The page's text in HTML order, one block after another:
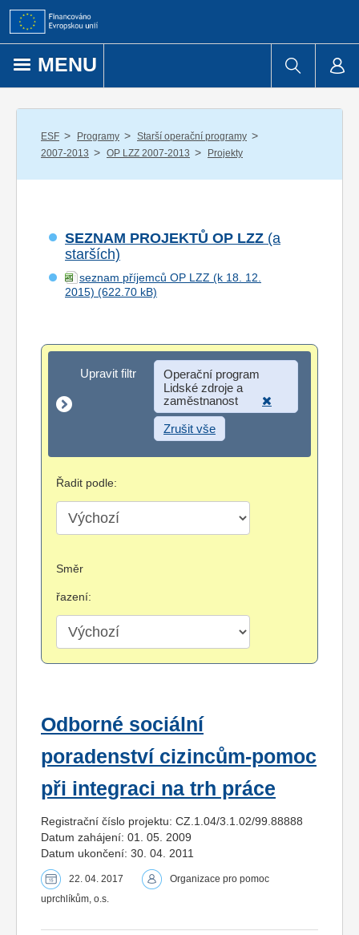
Přejít k obsahu
MENU
ESF / Programy / Starší operační programy /
2007-2013 / OP LZZ 2007-2013 / Projekty
SEZNAM PROJEKTŮ OP LZZ (a
starších)
seznam příjemců OP LZZ (k 18. 12.
2015)
Upravit filtr
Upravit filtr
Operační program
Lidské zdroje a
zaměstnanost
Zrušit vše
Řadit podle:
Směr
řazení:
Odborné sociální
poradenství cizincům-pomoc
při integraci na trh práce
Registrační číslo projektu: CZ.1.04/3.1.02/99.88888
Datum zahájení: 01. 05. 2009
Datum ukončení: 30. 04. 2011
22. 04. 2017
Organizace pro pomoc
uprchlíkům, o.s.